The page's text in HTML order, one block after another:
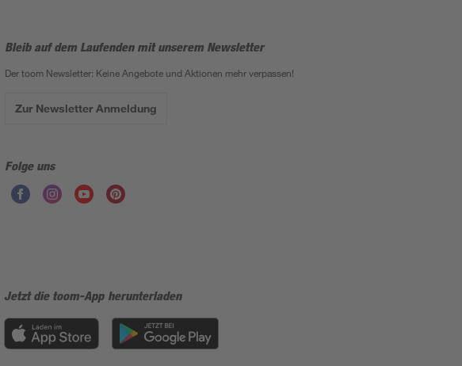
Bleib auf dem Laufenden mit unserem Newsletter
Der toom Newsletter: Keine Angebote und Aktionen mehr verpassen!
Zur Newsletter Anmeldung
Folge uns
Jetzt die toom-App herunterladen